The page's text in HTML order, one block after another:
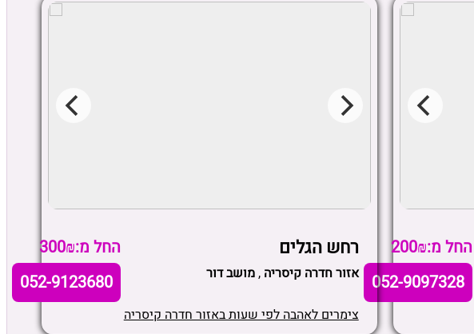
החל מ:200₪
052-9097328
רחש הגלים החל מ:300₪
אזור חדרה קיסריה ,מושב דור 052-9123680
צימרים לאהבה לפי שעות באזור חדרה קיסריה